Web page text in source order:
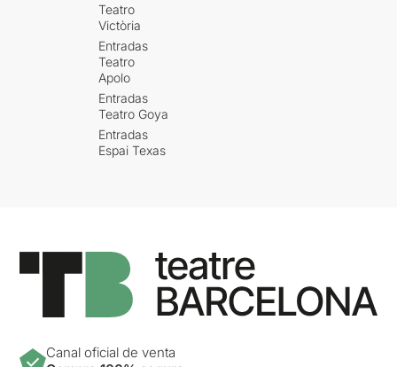
Teatro
Victòria
Entradas
Teatro
Apolo
Entradas
Teatro Goya
Entradas
Espai Texas
Canal oficial de venta